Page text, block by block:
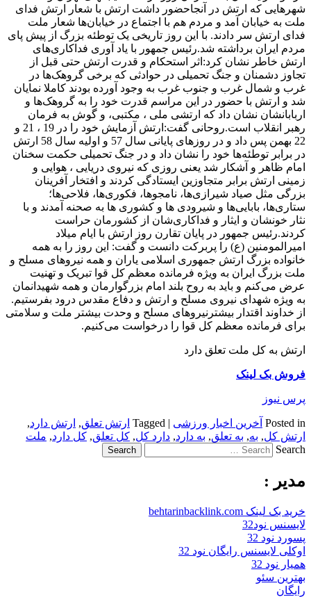
شهرهایی که ارتش در آنجاحضور داشت ارتش با شعار ارتش فدای
ملت به خیابان آمد و مردم هم با اجتماع در خیابان‌ها شعار ملت
فدای ارتش سر دادند. با این روز تاریخی یک توطئه بزرگ از پیش پای
مردم ایران برداشته شد.رئیس جمهور با یاد آوری فداکاری‌های
ارتش خاطر نشان کرد:‌اثر استحکام و قدرت ارتش حتی قبل از
تجاوز دشمنان و جنگ تحمیلی در حوادثی که برخی گروهک‌ها در
غرب و شمال غرب و جنوب غرب به وجود آورده بودند کاملا نمایان
شد و ارتش با حضور در این مراسم قدرت خود را به گروهک‌ها و
اربابانشان نشان داد که ارتشی ملی ، مکتبی، و گوش به فرمان
رهبر انقلاب است.روحانی گفت:‌ارتش آزمایش خود را در 19 ، 21 و
22 بهمن پس داد و در روزهای پایانی سال 57 و اولیه سال 58 ارتش
در برابر توطئه‌ها خود را نشان داد و در جنگ تحمیلی حکمت سخنان
امام ظاهر و آشکار شد یعنی روزی که نیروی دریایی ، هوایی و
زمینی ارتش برابر متجاوزین ایستادگی کردند و افتخار آفرینان
بزرگی مثل صیاد شیرازی‌ها، نامجوها، فکوری‌ها، فلاحی‌ها؛
ستاری‌ها، بابایی‌ها و شیرودی ها و کشوری ها به صحنه آمدند و با
نثار خونشان و ایثار و فداکاری‌شان از کشورمان حراست
کردند.رئیس جمهور در پایان تقارن روز ارتش با ایام میلاد
امیرالمومنین (ع) را پربرکت دانست و گفت: این روز را به همه
خانواده بزرگ ارتش جمهوری اسلامی یاران و همه نیروهای مسلح و
ملت بزرگ ایران به ویژه فرمانده معظم کل قوا تبریک و تهنیت
عرض می‌کنم و باید به روح بلند امام بزرگوارمان و همه شهیدانمان
به ویژه شهدای نیروی مسلح و ارتش و دفاع مقدس درود بفرستیم.
از خداوند اقتدار بیشترنیروهای مسلح و وحدت بیشتر ملت و سلامتی
برای فرمانده معظم کل قوا را درخواست می‌کنیم.
ارتش به کل ملت تعلق دارد
فروش بک لینک
پرس نیوز
Posted in آخرین اخبار ورزشی |
Tagged ارتش تعلق, ارتش دارد,
ارتش کل, به, به تعلق, به دارد, دارد کل, کل تعلق, کل دارد, ملت
Search
مدیر :
خرید بک لینک behtarinbacklink.com
لایسنس نود32
پسورد نود 32
اوکلی لایسنس رایگان نود 32
همیار نود 32
بهترین سئو
رایگان